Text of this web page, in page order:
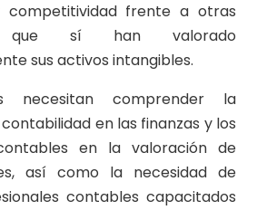
competitividad frente a otras
que sí han valorado
sus activos intangibles.
necesitan comprender la
en las finanzas y los
en la valoración de
así como la necesidad de
contables capacitados